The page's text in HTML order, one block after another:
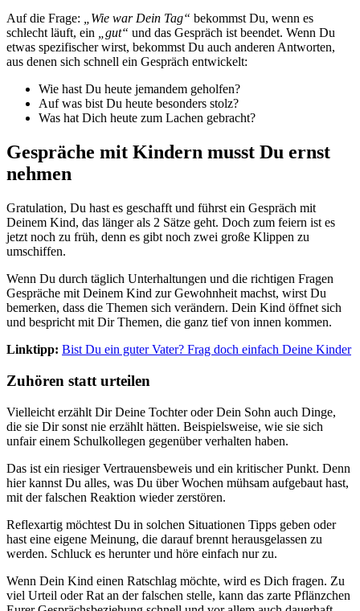
Auf die Frage: „Wie war Dein Tag“ bekommst Du, wenn es
schlecht läuft, ein
„gut“ und das Gespräch ist beendet. Wenn Du
etwas spezifischer wirst, bekommst Du auch anderen Antworten,
aus denen sich schnell ein Gespräch entwickelt:
Wie hast Du heute jemandem geholfen?
Auf was bist Du heute besonders stolz?
Was hat Dich heute zum Lachen gebracht?
Gespräche mit Kindern musst Du ernst
nehmen
Gratulation, Du hast es geschafft und führst ein Gespräch mit
Deinem Kind, das länger als 2 Sätze geht. Doch zum feiern ist es
jetzt noch zu früh, denn es gibt noch zwei große Klippen zu
umschiffen.
Wenn Du durch täglich Unterhaltungen und die richtigen Fragen
Gespräche mit Deinem Kind zur Gewohnheit machst, wirst Du
bemerken, dass die Themen sich verändern. Dein Kind öffnet sich
und bespricht mit Dir Themen, die ganz tief von innen kommen.
Linktipp: Bist Du ein guter Vater? Frag doch einfach Deine Kinder
Zuhören statt urteilen
Vielleicht erzählt Dir Deine Tochter oder Dein Sohn auch Dinge,
die sie Dir sonst nie erzählt hätten. Beispielsweise, wie sie sich
unfair einem Schulkollegen gegenüber verhalten haben.
Das ist ein riesiger Vertrauensbeweis und ein kritischer Punkt. Denn
hier kannst Du alles, was Du über Wochen mühsam aufgebaut hast,
mit der falschen Reaktion wieder zerstören.
Reflexartig möchtest Du in solchen Situationen Tipps geben oder
hast eine eigene Meinung, die darauf brennt herausgelassen zu
werden. Schluck es herunter und höre einfach nur zu.
Wenn Dein Kind einen Ratschlag möchte, wird es Dich fragen. Zu
viel Urteil oder Rat an der falschen stelle, kann das zarte Pflänzchen